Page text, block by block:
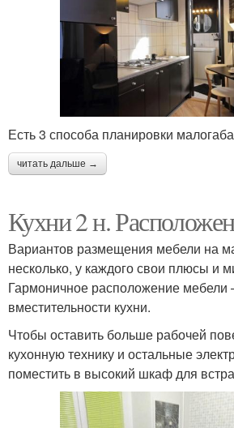
Есть 3 способа планировки
читать дальше →
Кухни 2 н.
Вариантов размещения мебели на
несколько, у каждого свои плюсы и
Гармоничное расположение мебели
вместительности кухни.
Чтобы оставить больше рабочей
кухонную технику и остальные
поместить в высокий шкаф для